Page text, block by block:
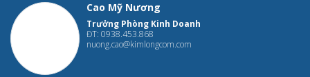
Cao Mỹ Nương
Trưởng Phòng Kinh Doanh
ĐT: 0938.453.868
nuong.cao@kimlongcom.com